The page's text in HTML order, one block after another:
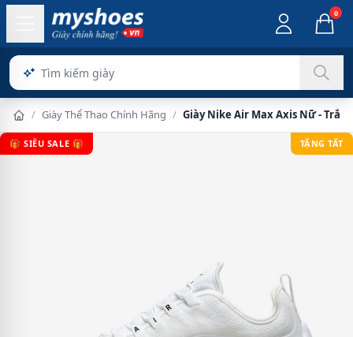
0
/ Giày Thể Thao Chính Hãng / Giày Nike Air Max Axis Nữ - Trắng
🎁 SIÊU SALE 🎁 TẶNG TẤT